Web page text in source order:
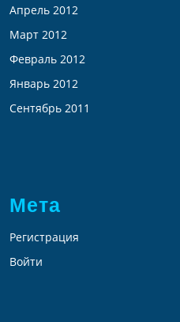
Апрель 2012
Март 2012
Февраль 2012
Январь 2012
Сентябрь 2011
Мета
Регистрация
Войти